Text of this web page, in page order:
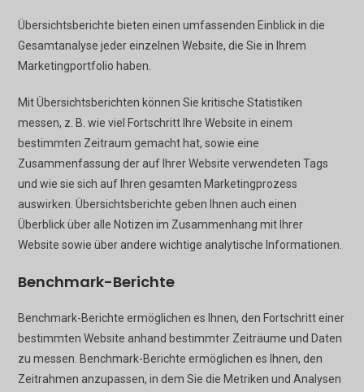
Übersichtsberichte bieten einen umfassenden Einblick in die
Gesamtanalyse jeder einzelnen Website, die Sie in Ihrem
Marketingportfolio haben.
Mit Übersichtsberichten können Sie kritische Statistiken
messen, z. B. wie viel Fortschritt Ihre Website in einem
bestimmten Zeitraum gemacht hat, sowie eine
Zusammenfassung der auf Ihrer Website verwendeten Tags
und wie sie sich auf Ihren gesamten Marketingprozess
auswirken. Übersichtsberichte geben Ihnen auch einen
Überblick über alle Notizen im Zusammenhang mit Ihrer
Website sowie über andere wichtige analytische Informationen.
Benchmark-Berichte
Benchmark-Berichte ermöglichen es Ihnen, den Fortschritt einer
bestimmten Website anhand bestimmter Zeiträume und Daten
zu messen. Benchmark-Berichte ermöglichen es Ihnen, den
Zeitrahmen anzupassen, in dem Sie die Metriken und Analysen